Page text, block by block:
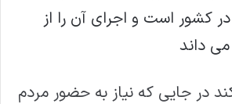
کشور است و اجرای آن را از
داند
در جایی که نیاز به حضور مردم